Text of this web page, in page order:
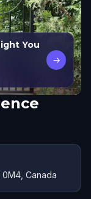
You
→
0M4, Canada